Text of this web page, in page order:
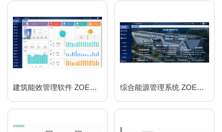
建筑能效管理软件 ZOER-BBMS 综合能源管理系统 ZOER2000IEMS